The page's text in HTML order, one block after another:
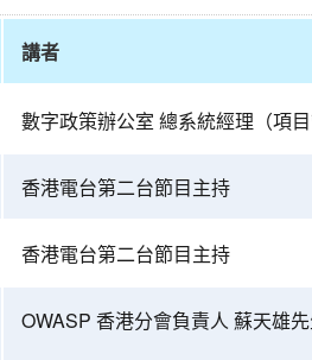
講者
數字政策辦公室 總系統經理（項
香港電台第二台節目主持
香港電台第二台節目主持
OWASP 香港分會負責人 蘇天雄